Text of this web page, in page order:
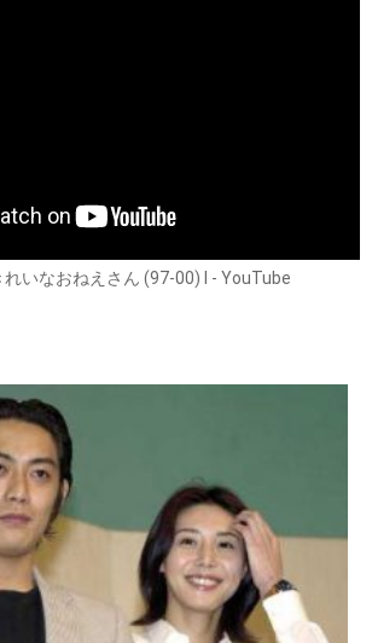
いなおねえさん (97-00) Ⅰ - YouTube